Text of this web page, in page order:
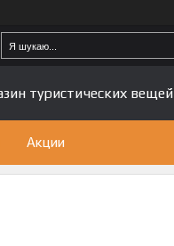
туристических вещей
Акции